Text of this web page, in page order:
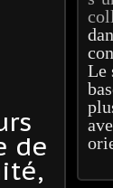
de
Le